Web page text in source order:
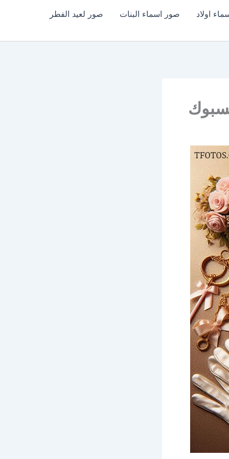
اولاد صور اسماء البنات صور لعيد الفطر